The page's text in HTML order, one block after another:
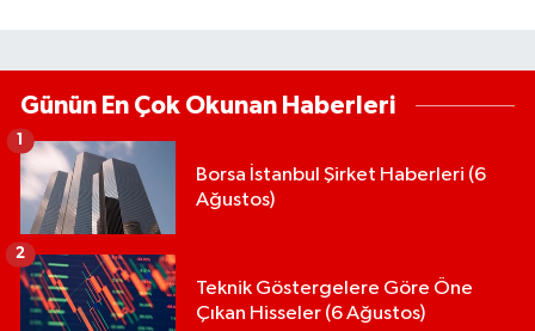
Günün En Çok Okunan Haberleri
Borsa İstanbul Şirket Haberleri (6
Ağustos)
1
Teknik Göstergelere Göre Öne
Çıkan Hisseler (6 Ağustos)
2